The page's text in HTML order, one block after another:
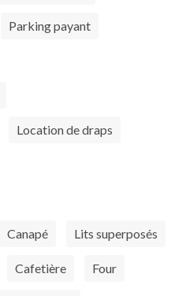
Parking payant
Location de draps
Canapé Lits superposés
Cafetière Four